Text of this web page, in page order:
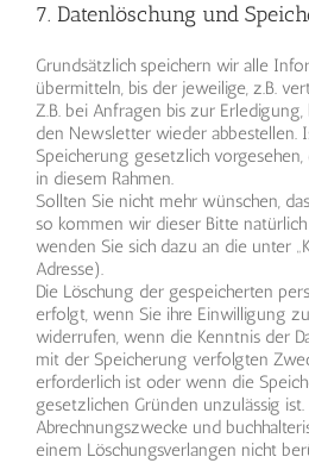
7. Datenlöschung und
Grundsätzlich speichern wir alle
übermitteln, bis der jeweilige, z.B.
Z.B. bei Anfragen bis zur
den Newsletter wieder abbestellen.
Speicherung gesetzlich
in diesem Rahmen.
Sollten Sie nicht mehr wünschen,
so kommen wir dieser Bitte
wenden Sie sich dazu an die unter
Adresse).
Die Löschung der gespeicherten
erfolgt, wenn Sie ihre Einwilligung
widerrufen, wenn die Kenntnis der
mit der Speicherung verfolgten
erforderlich ist oder wenn die
gesetzlichen Gründen unzulässig
Abrechnungszwecke und
einem Löschungsverlangen nicht